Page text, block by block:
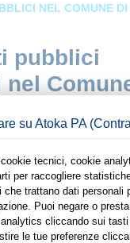
NEL COMUNE DI
pubblici
privato
sito di ContrattiPubblici.org
presenti nella piattaforma
di Rocca de' Giorgi in
di
dei contratti pubblici di tuo
commerciale con le